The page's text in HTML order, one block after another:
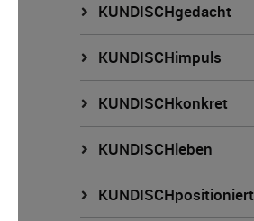
KUNDISCHgedacht
KUNDISCHimpuls
KUNDISCHkonkret
KUNDISCHleben
KUNDISCHpositioniert